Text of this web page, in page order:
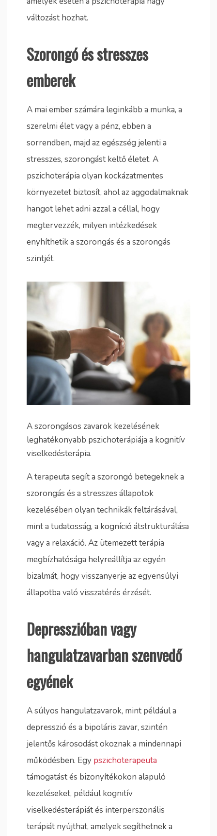
változást hozhat.
Szorongó és stresszes
emberek
A mai ember számára leginkább a munka, a
szerelmi élet vagy a pénz, ebben a
sorrendben, majd az egészség jelenti a
stresszes, szorongást keltő életet. A
pszichoterápia olyan kockázatmentes
környezetet biztosít, ahol az aggodalmaknak
hangot lehet adni azzal a céllal, hogy
megtervezzék, milyen intézkedések
enyhíthetik a szorongás és a szorongás
szintjét.
A szorongásos zavarok kezelésének
leghatékonyabb pszichoterápiája a kognitív
viselkedésterápia.
A terapeuta segít a szorongó betegeknek a
szorongás és a stresszes állapotok
kezelésében olyan technikák feltárásával,
mint a tudatosság, a kogníció átstrukturálása
vagy a relaxáció. Az ütemezett terápia
megbízhatósága helyreállítja az egyén
bizalmát, hogy visszanyerje az egyensúlyi
állapotba való visszatérés érzését.
Depresszióban vagy
hangulatzavarban szenvedő
egyének
A súlyos hangulatzavarok, mint például a
depresszió és a bipoláris zavar, szintén
jelentős károsodást okoznak a mindennapi
működésben. Egy pszichoterapeuta
támogatást és bizonyítékokon alapuló
kezeléseket, például kognitív
viselkedésterápiát és interperszonális
terápiát nyújthat, amelyek segíthetnek a